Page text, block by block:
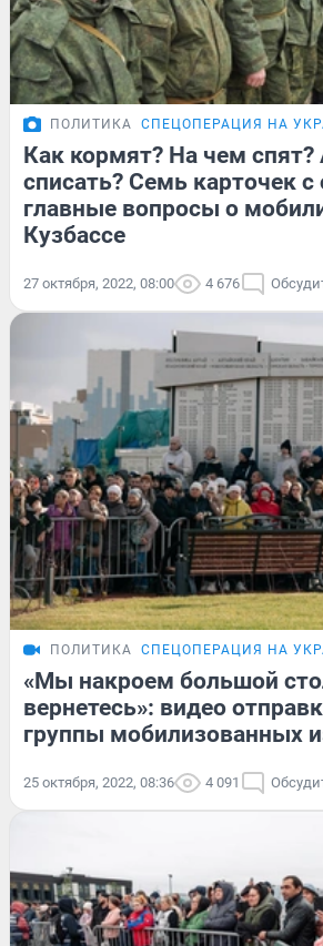
ПОЛИТИКА СПЕЦОПЕРАЦИЯ НА
Как кормят? На чем спят?
списать? Семь карточек с
главные вопросы о
Кузбассе
27 октября, 2022, 08:00 4 676
ПОЛИТИКА СПЕЦОПЕРАЦИЯ НА
«Мы накроем большой
вернетесь»: видео
группы мобилизованных
25 октября, 2022, 08:36 4 091